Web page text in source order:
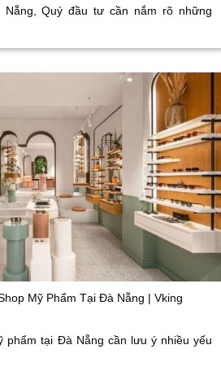
Quý đầu tư cần nắm rõ những
Mỹ Phẩm Tại Đà Nẵng | Vking
phẩm tại Đà Nẵng cần lưu ý nhiều yếu